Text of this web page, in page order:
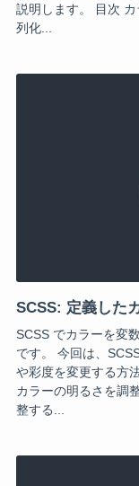
説明します。 目次
列化...
SCSS: 定義した
SCSS でカラーを変
です。 今回は、
や彩度を変更する方
カラーの明るさを調
整する...